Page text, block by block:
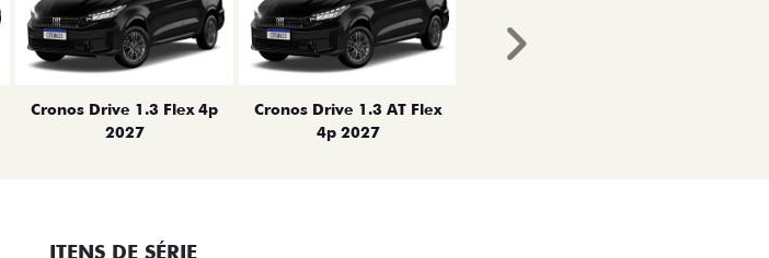
Cronos Drive 1.3 Flex 4p
2027
Cronos Drive 1.3 AT Flex
4p 2027
Próximo
ITENS DE SÉRIE